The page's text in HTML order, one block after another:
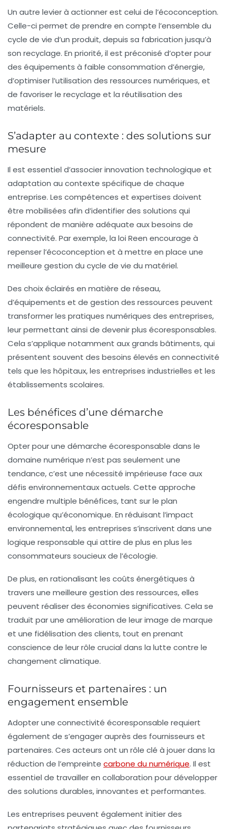
Un autre levier à actionner est celui de l’écoconception.
Celle-ci permet de prendre en compte l’ensemble du
cycle de vie d’un produit, depuis sa fabrication jusqu’à
son recyclage. En priorité, il est préconisé d’opter pour
des équipements à faible consommation d’énergie,
d’optimiser l’utilisation des ressources numériques, et
de favoriser le recyclage et la réutilisation des
matériels.
S’adapter au contexte : des solutions sur
mesure
Il est essentiel d’associer innovation technologique et
adaptation au contexte spécifique de chaque
entreprise. Les compétences et expertises doivent
être mobilisées afin d’identifier des solutions qui
répondent de manière adéquate aux besoins de
connectivité. Par exemple, la loi Reen encourage à
repenser l’écoconception et à mettre en place une
meilleure gestion du cycle de vie du matériel.
Des choix éclairés en matière de réseau,
d’équipements et de gestion des ressources peuvent
transformer les pratiques numériques des entreprises,
leur permettant ainsi de devenir plus écoresponsables.
Cela s’applique notamment aux grands bâtiments, qui
présentent souvent des besoins élevés en connectivité
tels que les hôpitaux, les entreprises industrielles et les
établissements scolaires.
Les bénéfices d’une démarche
écoresponsable
Opter pour une démarche écoresponsable dans le
domaine numérique n’est pas seulement une
tendance, c’est une nécessité impérieuse face aux
défis environnementaux actuels. Cette approche
engendre multiple bénéfices, tant sur le plan
écologique qu’économique. En réduisant l’impact
environnemental, les entreprises s’inscrivent dans une
logique responsable qui attire de plus en plus les
consommateurs soucieux de l’écologie.
De plus, en rationalisant les coûts énergétiques à
travers une meilleure gestion des ressources, elles
peuvent réaliser des économies significatives. Cela se
traduit par une amélioration de leur image de marque
et une fidélisation des clients, tout en prenant
conscience de leur rôle crucial dans la lutte contre le
changement climatique.
Fournisseurs et partenaires : un
engagement ensemble
Adopter une connectivité écoresponsable requiert
également de s’engager auprès des fournisseurs et
partenaires. Ces acteurs ont un rôle clé à jouer dans la
réduction de l’empreinte carbone du numérique. Il est
essentiel de travailler en collaboration pour développer
des solutions durables, innovantes et performantes.
Les entreprises peuvent également initier des